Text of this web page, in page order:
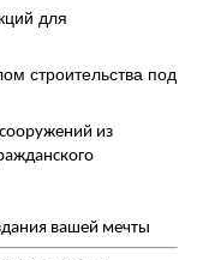
для
строительства под
из
вашей мечты